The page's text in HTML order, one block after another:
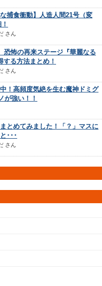
捕食衝動】人造人間21号（変
さん
怖の再来ステージ『華麗なる
る方法まとめ！
さん
！高頻度気絶を生む魔神ドミグ
が強い！！
とめてみました！「？」マスに
･･･
さん